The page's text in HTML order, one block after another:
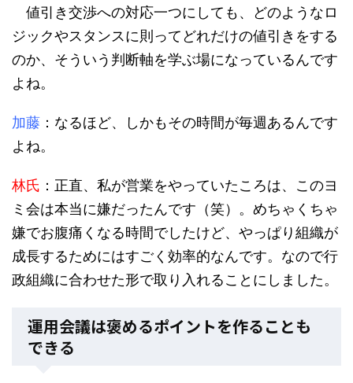
値引き交渉への対応一つにしても、どのようなロ
ジックやスタンスに則ってどれだけの値引きをする
のか、そういう判断軸を学ぶ場になっているんです
よね。
加藤 ：なるほど、しかもその時間が毎週あるんです
よね。
林氏 ：正直、私が営業をやっていたころは、このヨ
ミ会は本当に嫌だったんです（笑）。めちゃくちゃ
嫌でお腹痛くなる時間でしたけど、やっぱり組織が
成長するためにはすごく効率的なんです。なので行
政組織に合わせた形で取り入れることにしました。
運用会議は褒めるポイントを作ることも
できる